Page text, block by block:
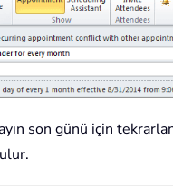
son günü için